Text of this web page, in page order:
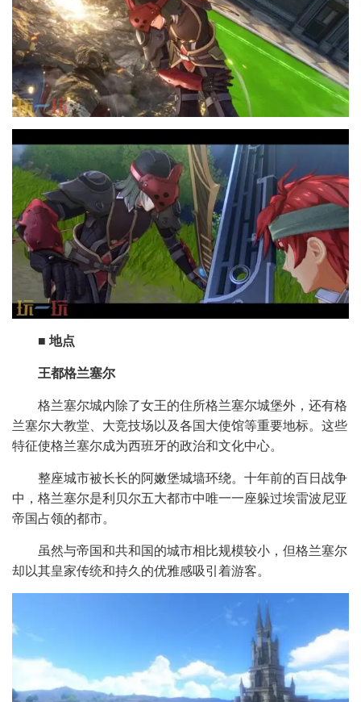
■ 地点
王都格兰塞尔
格兰塞尔城内除了女王的住所格兰塞尔城堡外，还有格
兰塞尔大教堂、大竞技场以及各国大使馆等重要地标。这些
特征使格兰塞尔成为西班牙的政治和文化中心。
整座城市被长长的阿嫩堡城墙环绕。十年前的百日战争
中，格兰塞尔是利贝尔五大都市中唯一一座躲过埃雷波尼亚
帝国占领的都市。
虽然与帝国和共和国的城市相比规模较小，但格兰塞尔
却以其皇家传统和持久的优雅感吸引着游客。